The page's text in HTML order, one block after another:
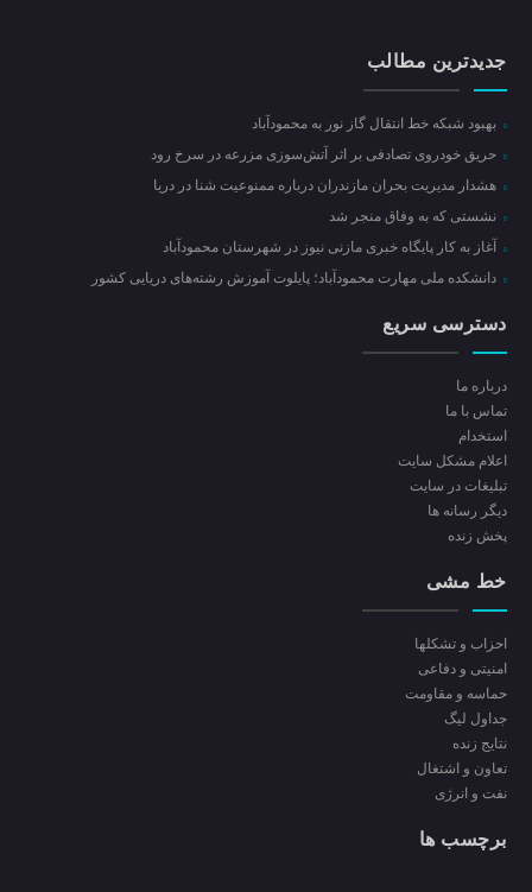
جدیدترین مطالب
بهبود شبکه خط انتقال گاز نور به محمودآباد
حریق خودروی تصادفی بر اثر آتش‌سوزی مزرعه در سرخ رود
هشدار مدیریت بحران مازندران درباره ممنوعیت شنا در دریا
نشستی که به وفاق منجر شد
آغاز به کار پایگاه خبری مازنی نیوز در شهرستان محمودآباد
دانشکده ملی مهارت محمودآباد؛ پایلوت آموزش رشته‌های دریایی کشور
دسترسی سریع
درباره ما
تماس با ما
استخدام
اعلام مشکل سایت
تبلیغات در سایت
ديگر رسانه ها
پخش زنده
خط مشی
احزاب و تشکلها
امنیتی و دفاعی
حماسه و مقاومت
جداول لیگ
نتایج زنده
تعاون و اشتغال
نفت و انرژی
برچسب ها